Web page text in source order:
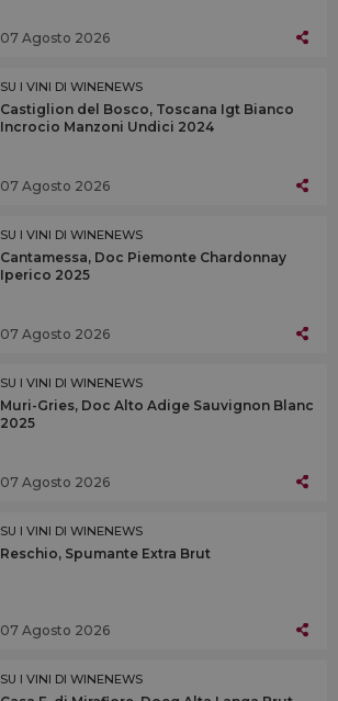
07 Agosto 2026
SU I VINI DI WINENEWS
Castiglion del Bosco, Toscana Igt Bianco
Incrocio Manzoni Undici 2024
07 Agosto 2026
SU I VINI DI WINENEWS
Cantamessa, Doc Piemonte Chardonnay
Iperico 2025
07 Agosto 2026
SU I VINI DI WINENEWS
Muri-Gries, Doc Alto Adige Sauvignon Blanc
2025
07 Agosto 2026
SU I VINI DI WINENEWS
Reschio, Spumante Extra Brut
07 Agosto 2026
SU I VINI DI WINENEWS